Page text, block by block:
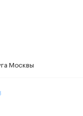
Москвы